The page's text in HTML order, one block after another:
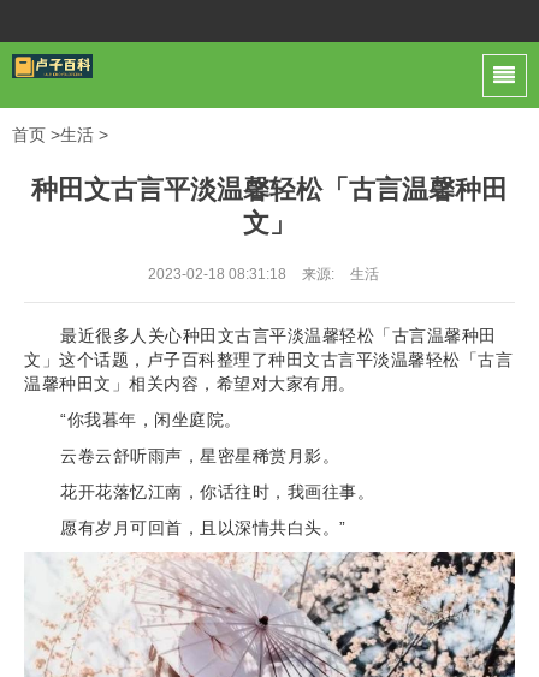
首页 >生活 >
种田文古言平淡温馨轻松「古言温馨种田
文」
2023-02-18 08:31:18 来源: 生活
最近很多人关心种田文古言平淡温馨轻松「古言温馨种田
文」这个话题，卢子百科整理了种田文古言平淡温馨轻松「古言
温馨种田文」相关内容，希望对大家有用。
“你我暮年，闲坐庭院。
云卷云舒听雨声，星密星稀赏月影。
花开花落忆江南，你话往时，我画往事。
愿有岁月可回首，且以深情共白头。”